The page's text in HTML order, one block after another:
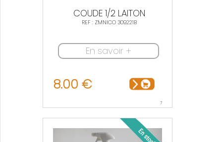
COUDE 1/2 LAITON
REF : ZMNICO 309221B
En savoir +
8.00 €
7